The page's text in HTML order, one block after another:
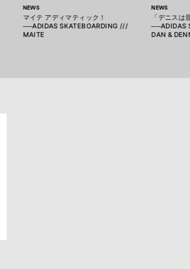
NEWS
マイテ アディマティック！
──ADIDAS SKATEBOARDING ///
MAITE
NEWS
「デニスは
──ADIDAS
DAN &